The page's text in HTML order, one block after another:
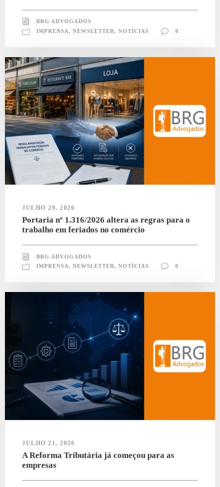
BRG ADVOGADOS
IMPRENSA
NEWSLETTER NOTÍCIAS 0
JULHO 29, 2026
Portaria nº 1.316/2026 altera as regras para o
trabalho em feriados no comércio
BRG ADVOGADOS
IMPRENSA, NEWSLETTER, NOTÍCIAS 0
JULHO 21, 2026
A Reforma Tributária já começou para as
empresas